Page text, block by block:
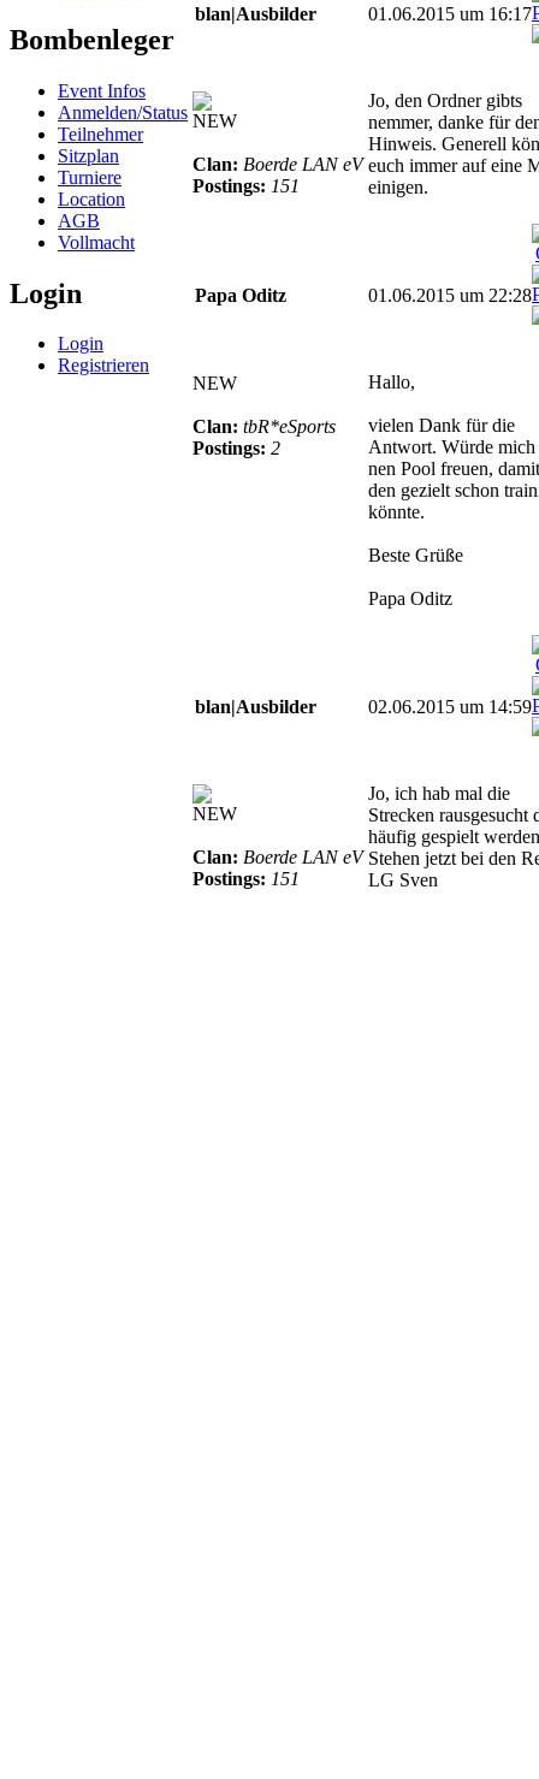
Bombenleger
Event Infos
Anmelden/Status
Teilnehmer
Sitzplan
Turniere
Location
AGB
Vollmacht
Login
Login
Registrieren
blan|Ausbilder 01.06.2015 um 16:17
NEW
Clan: Boerde LAN eV
Postings: 151
Jo, den Ordner gibts
nemmer, danke für
Hinweis. Generell
euch immer auf eine
einigen.
Papa Oditz 01.06.2015 um 22:28
NEW
Clan: tbR*eSports
Postings: 2
Hallo,
vielen Dank für die
Antwort. Würde mich
nen Pool freuen,
den gezielt schon
könnte.
Beste Grüße
Papa Oditz
blan|Ausbilder 02.06.2015 um 14:59
NEW
Clan: Boerde LAN eV
Postings: 151
Jo, ich hab mal die
Strecken rausgesucht
häufig gespielt
Stehen jetzt bei den
LG Sven